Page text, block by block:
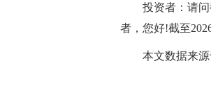
投资者：请
者，您好!截至
本文数据来